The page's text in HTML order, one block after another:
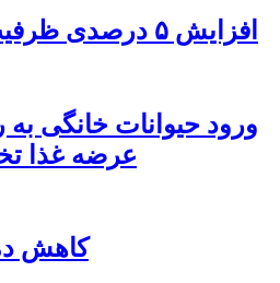
افزایش ۵ درصدی ظرفیت قطارهای اربعین
ورود حیوانات خانگی به
عرضه غذا
کاهش